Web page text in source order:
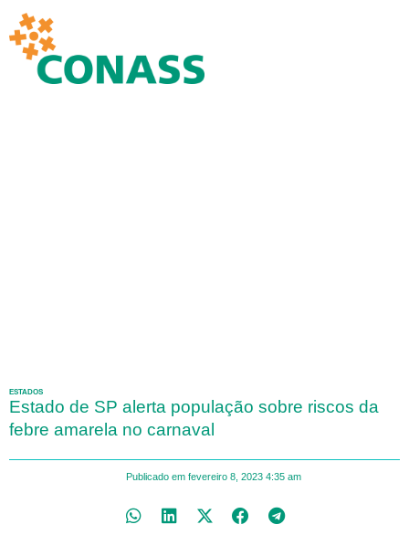
ESTADOS
Estado de SP alerta população sobre riscos da
febre amarela no carnaval
Publicado em fevereiro 8, 2023 4:35 am